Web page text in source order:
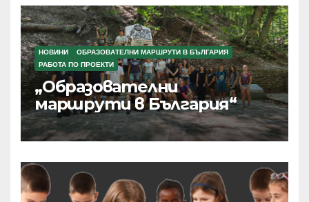
НОВИНИ
ОБРАЗОВАТЕЛНИ МАРШРУТИ В БЪЛГАРИЯ
РАБОТА ПО ПРОЕКТИ
„Образователни
маршрути в България“